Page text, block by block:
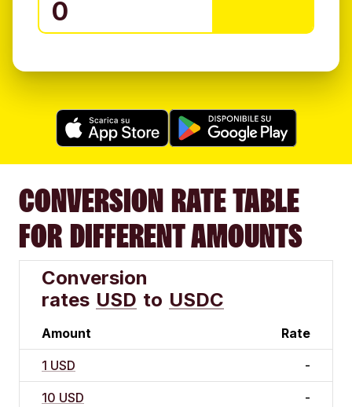
CONVERSION RATE TABLE
FOR DIFFERENT AMOUNTS
Conversion
rates USD to USDC
Amount Rate
1 USD -
10 USD -